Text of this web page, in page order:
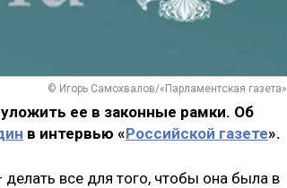
© Игорь Самохвалов/«Парламентская газета»
ее в законные рамки. Об
в интервью «Российской газете».
все для того, чтобы она была в